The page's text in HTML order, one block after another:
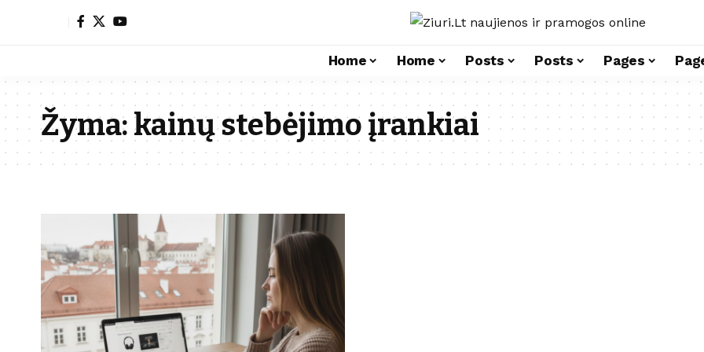
Home Home Posts Posts Pages
Žyma:kainų stebėjimo įrankiai